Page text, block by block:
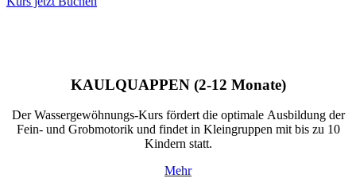
KAULQUAPPEN(2-12 Monate)
Der Wassergewöhnungs-Kurs fördert die optimale Ausbildung der
Fein- und Grobmotorik und findet in Kleingruppen mit bis zu 10
Kindern statt.
Mehr